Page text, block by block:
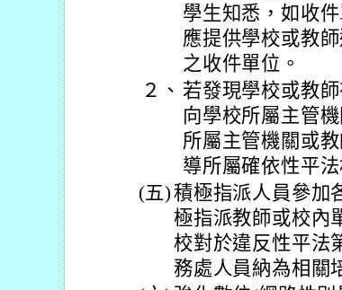
學生知悉，如收
應提供學校或教
之收件單位。
２、 若發現學校或教
向學校所屬主管
所屬主管機關或
導所屬確依性平
(五)積極指派人員參加
極指派教師或校內
校對於違反性平法
務處人員納為相關